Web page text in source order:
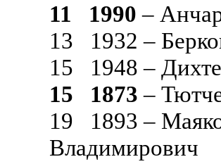
11 1990 –
13 1932 –
15 1948 –
15 1873 –
19 1893 –
Владимирович